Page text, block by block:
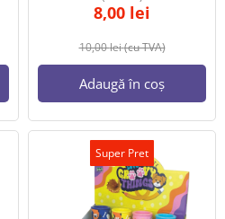
10,00lei(cu TVA)
8,00 lei
Adaugă în coș
Super Pret